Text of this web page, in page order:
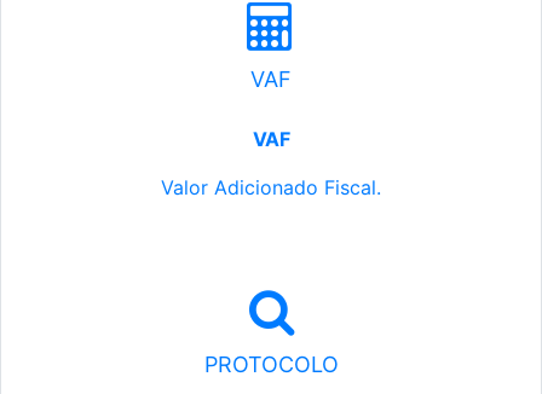
VAF
VAF
Valor Adicionado Fiscal.
PROTOCOLO